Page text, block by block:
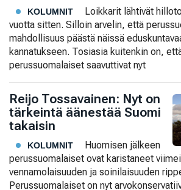
KOLUMNIT
Loikkarit lähtivät
vuotta sitten. Silloin arvelin, että
mahdollisuus päästä näissä
kannatukseen. Tosiasia kuitenkin on,
perussuomalaiset saavuttivat nyt
Reijo Tossavainen: Nyt on
tärkeintä äänestää Suomi
takaisin
KOLUMNIT
Huomisen jälkeen
perussuomalaiset ovat karistaneet
vennamolaisuuden ja soinilaisuuden
Perussuomalaiset on nyt